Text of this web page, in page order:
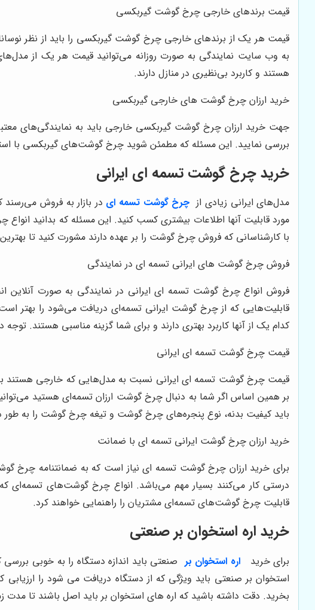
قیمت برندهای خارجی چرخ گوشت گیربکسی
قیمت هر یک از برندهای خارجی چرخ گوشت گیربکسی را باید از نظر
به وب سایت نمایندگی به صورت روزانه می‌توانید قیمت هر یک از
هستند و کاربرد بی‌نظیری در منازل دارند.
خرید ارزان چرخ گوشت های خارجی گیربکسی
جهت خرید ارزان چرخ گوشت گیربکسی خارجی باید به نمایندگی‌های
بررسی نمایید. این مسئله که مطمئن شوید چرخ گوشت‌های گیربکسی با
خرید چرخ گوشت تسمه ای ایرانی
مدل‌های ایرانی زیادی از چرخ گوشت تسمه ای در بازار به فروش
مورد قابلیت آنها اطلاعات بیشتری کسب کنید. این مسئله که بدانید
با کارشناسانی که فروش چرخ گوشت را بر عهده دارند مشورت کنید تا بهترین
فروش چرخ گوشت های ایرانی تسمه ای در نمایندگی
فروش انواع چرخ گوشت تسمه ای ایرانی در نمایندگی به صورت
قابلیت‌هایی که از چرخ گوشت ایرانی تسمه‌ای دریافت می‌شود را
کدام یک از آنها کاربرد بهتری دارند و برای شما گزینه مناسبی هستند.
قیمت چرخ گوشت تسمه ای ایرانی
قیمت چرخ گوشت تسمه ای ایرانی نسبت به مدل‌هایی که خارجی هستند به
بر همین اساس اگر شما به دنبال چرخ گوشت ارزان تسمه‌ای هستید
باید کیفیت بدنه، نوع پنجره‌های چرخ گوشت و تیغه چرخ گوشت را به طور
خرید ارزان چرخ گوشت ایرانی تسمه ای با ضمانت
برای خرید ارزان چرخ گوشت تسمه ای نیاز است که به ضمانتنامه
درستی کار می‌کنند بسیار مهم می‌باشد. انواع چرخ گوشت‌های تسمه‌ای
قابلیت چرخ گوشت‌های تسمه‌ای مشتریان را راهنمایی خواهند کرد.
خرید اره استخوان بر صنعتی
برای خریداره استخوان بر صنعتی باید اندازه دستگاه را به خوبی
استخوان بر صنعتی باید ویژگی که از دستگاه دریافت می شود را ارزیابی
بخرید. دقت داشته باشید که اره های استخوان بر باید اصل باشند تا مدت